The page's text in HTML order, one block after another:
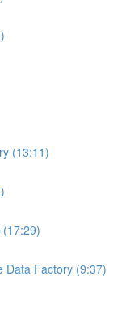
(13:11)
Data Factory (9:37)